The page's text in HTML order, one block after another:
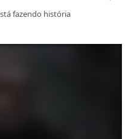
fazendo história